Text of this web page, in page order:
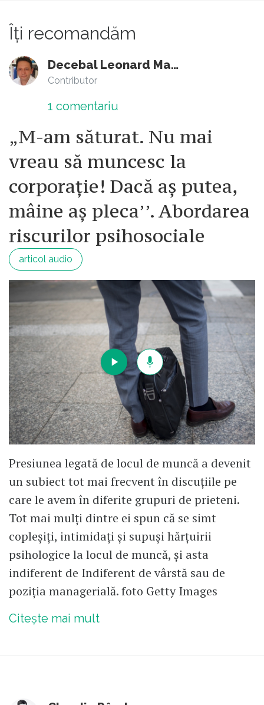
Îți recomandăm
Decebal Leonard Marin
Contributor
1 comentariu
„M-am săturat. Nu mai
vreau să muncesc la
corporație! Dacă aș putea,
mâine aș pleca’’. Abordarea
riscurilor psihosociale
articol audio
Presiunea legată de locul de muncă a devenit
un subiect tot mai frecvent în discuțiile pe
care le avem în diferite grupuri de prieteni.
Tot mai mulți dintre ei spun că se simt
copleșiți, intimidați și supuși hărțuirii
psihologice la locul de muncă, și asta
indiferent de Indiferent de vârstă sau de
poziția managerială. foto Getty Images
Citește mai mult